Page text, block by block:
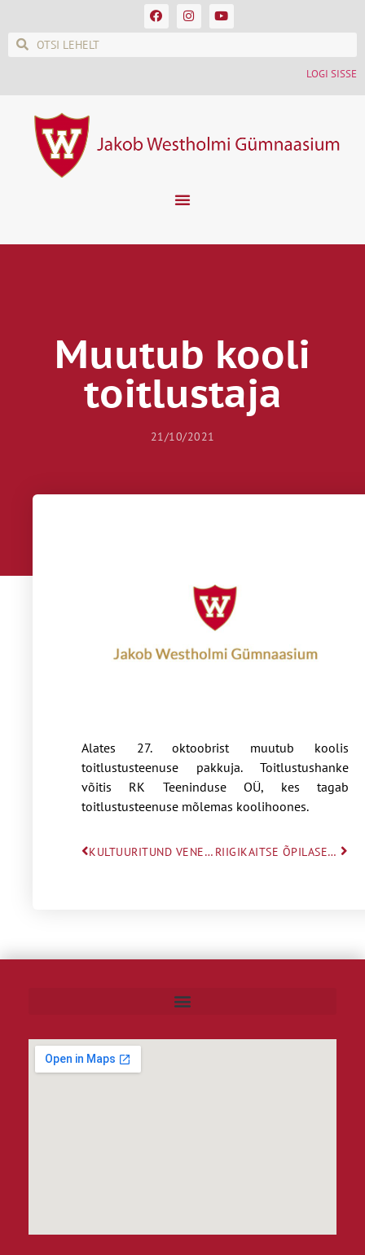
LOGI SISSE
Muutub kooli
toitlustaja
21/10/2021
Alates 27. oktoobrist muutub koolis
toitlustusteenuse pakkuja. Toitlustushanke
võitis RK Teeninduse OÜ, kes tagab
toitlustusteenuse mõlemas koolihoones.
KULTUURITUND VENE SAMOVARIDEST RIIGIKAITSE ÕPILASED RIIGIKOGUS